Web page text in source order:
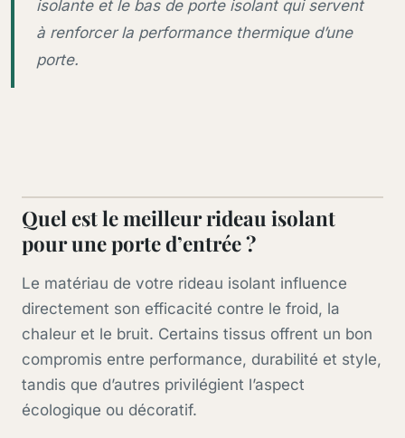
isolante et le bas de porte isolant qui servent
à renforcer la performance thermique d’une
porte.
Quel est le meilleur rideau isolant
pour une porte d’entrée ?
Le matériau de votre rideau isolant influence
directement son efficacité contre le froid, la
chaleur et le bruit. Certains tissus offrent un bon
compromis entre performance, durabilité et style,
tandis que d’autres privilégient l’aspect
écologique ou décoratif.